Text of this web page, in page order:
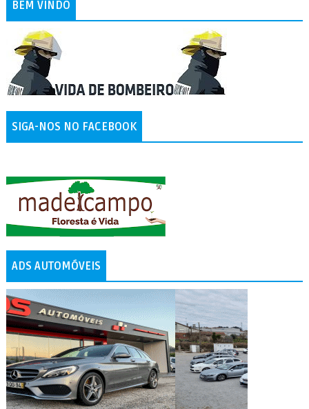
BEM VINDO
SIGA-NOS NO FACEBOOK
ADS AUTOMÓVEIS